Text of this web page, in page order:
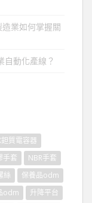
業如何掌握關
自動化產線？
鉭質電容器
手套
NBR手套
絲
保養品odm
odm
升降平台